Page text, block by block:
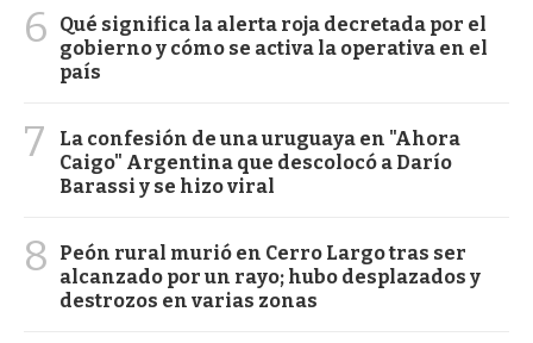
6
Qué significa la alerta roja decretada por el
gobierno y cómo se activa la operativa en el
país
7
La confesión de una uruguaya en "Ahora
Caigo" Argentina que descolocó a Darío
Barassi y se hizo viral
8
Peón rural murió en Cerro Largo tras ser
alcanzado por un rayo; hubo desplazados y
destrozos en varias zonas